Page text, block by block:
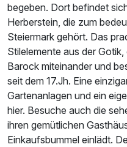
begeben. Dort befindet
Herberstein, die zum
Steiermark gehört. Das
Stilelemente aus der
Barock miteinander und
seit dem 17.Jh. Eine
Gartenanlagen und ein
hier. Besuche auch die
ihren gemütlichen
Einkaufsbummel einlädt.